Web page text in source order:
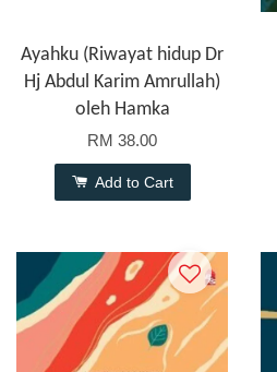
Ayahku (Riwayat hidup Dr
Hj Abdul Karim Amrullah)
oleh Hamka
RM 38.00
Add to Cart